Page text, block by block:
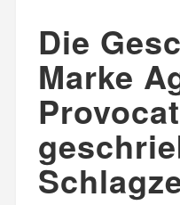
Die
Marke